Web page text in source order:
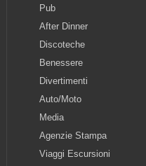
Pub
After Dinner
Discoteche
Benessere
Divertimenti
Auto/Moto
Media
Agenzie Stampa
Viaggi Escursioni